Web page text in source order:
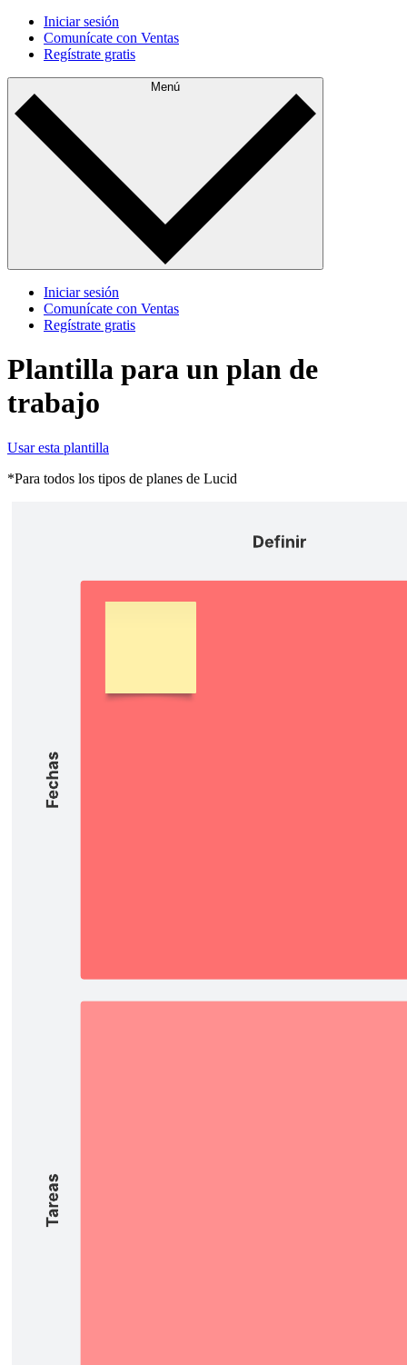
Iniciar sesión
Comunícate con Ventas
Regístrate gratis
Menú
Iniciar sesión
Comunícate con Ventas
Regístrate gratis
Plantilla para un plan de
trabajo
Usar esta plantilla
*Para todos los tipos de planes de Lucid